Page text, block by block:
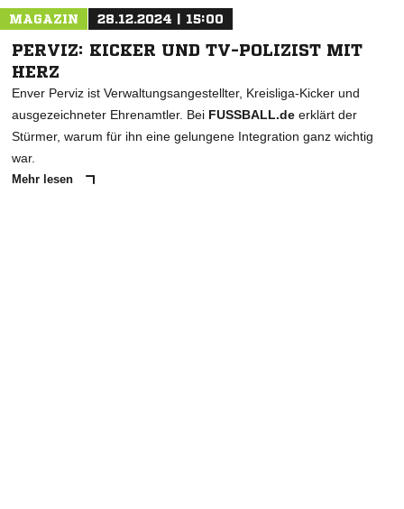
MAGAZIN 28.12.2024 | 15:00
PERVIZ: KICKER UND TV-POLIZIST MIT
HERZ
Enver Perviz ist Verwaltungsangestellter, Kreisliga-Kicker und
ausgezeichneter Ehrenamtler. Bei FUSSBALL.de erklärt der
Stürmer, warum für ihn eine gelungene Integration ganz wichtig
war.
Mehr lesen